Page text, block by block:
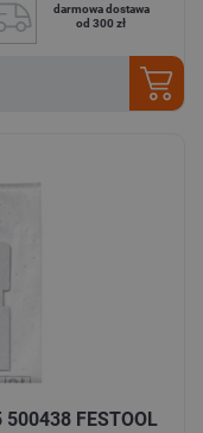
darmowa dostawa
od 300 zł
FESTOOL